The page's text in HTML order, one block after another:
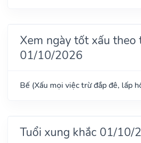
Xem ngày tốt xấu theo
01/10/2026
Bế (Xấu mọi việc trừ đắp đê, lấp
Tuổi xung khắc 01/10/